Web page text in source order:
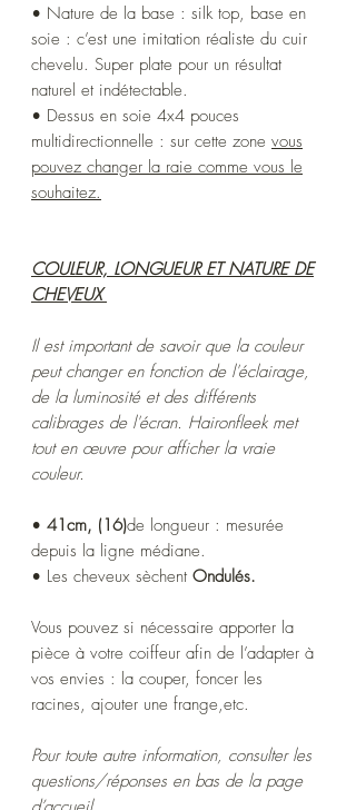
• Nature de la base : silk top, base en
soie : c’est une imitation réaliste du cuir
chevelu. Super plate pour un résultat
naturel et indétectable.
• Dessus en soie 4x4 pouces
multidirectionnelle : sur cette zone vous
pouvez changer la raie comme vous le
souhaitez.
COULEUR, LONGUEUR ET NATURE DE
CHEVEUX
Il est important de savoir que la couleur
peut changer en fonction de l'éclairage,
de la luminosité et des différents
calibrages de l'écran. Haironfleek met
tout en œuvre pour afficher la vraie
couleur.
• 41cm, (16)de longueur : mesurée
depuis la ligne médiane.
• Les cheveux sèchent Ondulés.
Vous pouvez si nécessaire apporter la
pièce à votre coiffeur afin de l’adapter à
vos envies : la couper, foncer les
racines, ajouter une frange,etc.
Pour toute autre information, consulter les
questions/réponses en bas de la page